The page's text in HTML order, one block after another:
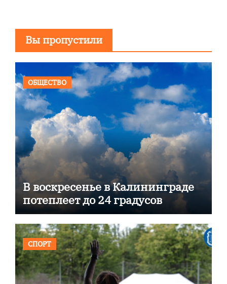
Вы пропустили
ОБЩЕСТВО
В воскресенье в Калининграде
потеплеет до 24 градусов
СПОРТ